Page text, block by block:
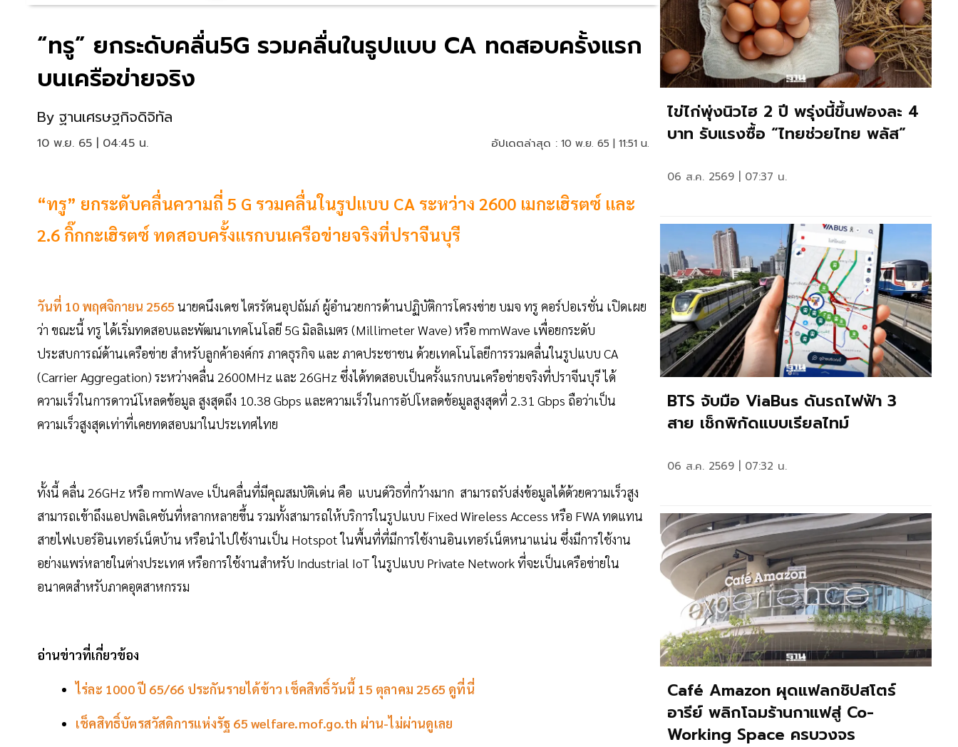
“ทรู” ยกระดับคลื่น5G รวมคลื่นในรูปแบบ CA ทดสอบครั้งแรก
บนเครือข่ายจริง
By ฐานเศรษฐกิจดิจิทัล
10 พ.ย. 65 | 04:45 น. อัปเดตล่าสุด : 10 พ.ย. 65 | 11:51 น.
“ทรู” ยกระดับคลื่นความถี่ 5 G รวมคลื่นในรูปแบบ CA ระหว่าง 2600 เมกะเฮิรตซ์ และ
2.6 กิ๊กกะเฮิรตซ์ ทดสอบครั้งแรกบนเครือข่ายจริงที่ปราจีนบุรี
วันที่ 10 พฤศจิกายน 2565 นายคนึงเดช ไตรรัตนอุปถัมภ์ ผู้อำนวยการด้านปฏิบัติการโครงข่าย บมจ ทรู คอร์ปอเรชั่น เปิดเผย
ว่า ขณะนี้ ทรู ได้เริ่มทดสอบและพัฒนาเทคโนโลยี 5G มิลลิเมตร (Millimeter Wave) หรือ mmWave เพื่อยกระดับ
ประสบการณ์ด้านเครือข่าย สำหรับลูกค้าองค์กร ภาคธุรกิจ และ ภาคประชาชน ด้วยเทคโนโลยีการรวมคลื่นในรูปแบบ CA
(Carrier Aggregation) ระหว่างคลื่น 2600MHz และ 26GHz ซึ่งได้ทดสอบเป็นครั้งแรกบนเครือข่ายจริงที่ปราจีนบุรี ได้
ความเร็วในการดาวน์โหลดข้อมูล สูงสุดถึง 10.38 Gbps และความเร็วในการอัปโหลดข้อมูลสูงสุดที่ 2.31 Gbps ถือว่าเป็น
ความเร็วสูงสุดเท่าที่เคยทดสอบมาในประเทศไทย
ทั้งนี้ คลื่น 26GHz หรือ mmWave เป็นคลื่นที่มีคุณสมบัติเด่น คือ แบนด์วิธที่กว้างมาก สามารถรับส่งข้อมูลได้ด้วยความเร็วสูง
สามารถเข้าถึงแอปพลิเคชันที่หลากหลายขึ้น รวมทั้งสามารถให้บริการในรูปแบบ Fixed Wireless Access หรือ FWA ทดแทน
สายไฟเบอร์อินเทอร์เน็ตบ้าน หรือนำไปใช้งานเป็น Hotspot ในพื้นที่ที่มีการใช้งานอินเทอร์เน็ตหนาแน่น ซึ่งมีการใช้งาน
อย่างแพร่หลายในต่างประเทศ หรือการใช้งานสำหรับ Industrial IoT ในรูปแบบ Private Network ที่จะเป็นเครือข่ายใน
อนาคตสำหรับภาคอุตสาหกรรม
อ่านข่าวที่เกี่ยวข้อง
ไร่ละ 1000 ปี 65/66 ประกันรายได้ข้าว เช็คสิทธิ์วันนี้ 15 ตุลาคม 2565 ดูที่นี่
เช็คสิทธิ์บัตรสวัสดิการแห่งรัฐ 65 welfare.mof.go.th ผ่าน-ไม่ผ่านดูเลย
ไข่ไก่พุ่งนิวไฮ 2 ปี พรุ่งนี้ขึ้นฟองละ 4
บาท รับแรงซื้อ “ไทยช่วยไทย พลัส”
06 ส.ค. 2569 | 07:37 น.
BTS จับมือ ViaBus ดันรถไฟฟ้า 3
สาย เช็กพิกัดแบบเรียลไทม์
06 ส.ค. 2569 | 07:32 น.
Café Amazon ผุดแฟลกชิปสโตร์
อารีย์ พลิกโฉมร้านกาแฟสู่ Co-
Working Space ครบวงจร